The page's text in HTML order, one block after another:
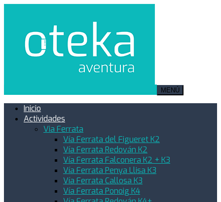
MENÚ
Inicio
Actividades
Via Ferrata
Vía Ferrata del Figueret K2
Vía Ferrata Redován K2
Vía Ferrata Falconera K2 + K3
Vía Ferrata Penya Llisa K3
Vía Ferrata Callosa K3
Vía Ferrata Ponoig K4